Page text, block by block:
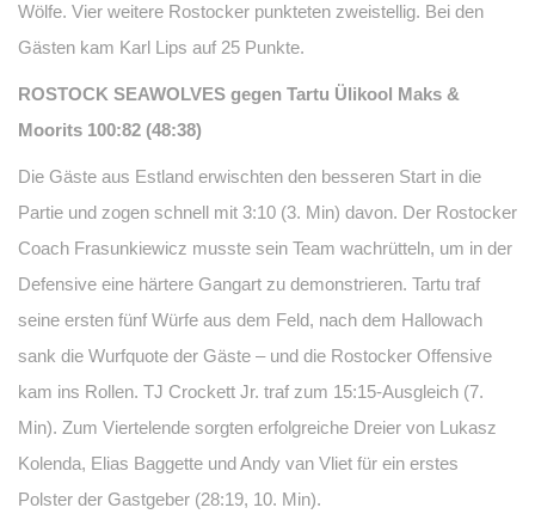
Wölfe. Vier weitere Rostocker punkteten zweistellig. Bei den
Gästen kam Karl Lips auf 25 Punkte.
ROSTOCK SEAWOLVES gegen Tartu Ülikool Maks &
Moorits 100:82 (48:38)
Die Gäste aus Estland erwischten den besseren Start in die
Partie und zogen schnell mit 3:10 (3. Min) davon. Der Rostocker
Coach Frasunkiewicz musste sein Team wachrütteln, um in der
Defensive eine härtere Gangart zu demonstrieren. Tartu traf
seine ersten fünf Würfe aus dem Feld, nach dem Hallowach
sank die Wurfquote der Gäste – und die Rostocker Offensive
kam ins Rollen. TJ Crockett Jr. traf zum 15:15-Ausgleich (7.
Min). Zum Viertelende sorgten erfolgreiche Dreier von Lukasz
Kolenda, Elias Baggette und Andy van Vliet für ein erstes
Polster der Gastgeber (28:19, 10. Min).